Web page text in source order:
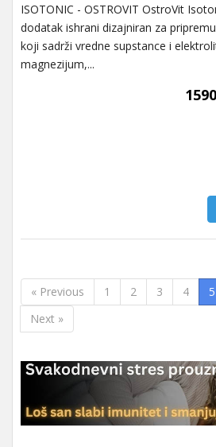
ISOTONIC - OSTROVIT OstroVit
dodatak ishrani dizajniran za
koji sadrži vredne supstance i
magnezijum,...
« Previous 1 2 3 4 5
Next »